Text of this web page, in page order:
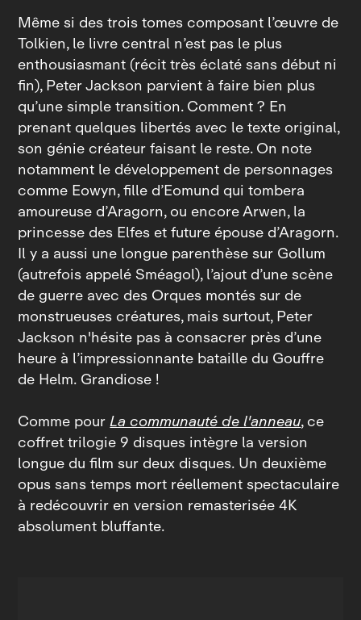
Même si des trois tomes composant l’œuvre de
Tolkien, le livre central n’est pas le plus
enthousiasmant (récit très éclaté sans début ni
fin), Peter Jackson parvient à faire bien plus
qu’une simple transition. Comment ? En
prenant quelques libertés avec le texte original,
son génie créateur faisant le reste. On note
notamment le développement de personnages
comme Eowyn, fille d’Eomund qui tombera
amoureuse d’Aragorn, ou encore Arwen, la
princesse des Elfes et future épouse d’Aragorn.
Il y a aussi une longue parenthèse sur Gollum
(autrefois appelé Sméagol), l’ajout d’une scène
de guerre avec des Orques montés sur de
monstrueuses créatures, mais surtout, Peter
Jackson n'hésite pas à consacrer près d’une
heure à l’impressionnante bataille du Gouffre
de Helm. Grandiose !
Comme pourLa communauté de l'anneau, ce
coffret trilogie 9 disques intègre la version
longue du film sur deux disques. Un deuxième
opus sans temps mort réellement spectaculaire
à redécouvrir en version remasterisée 4K
absolument bluffante.